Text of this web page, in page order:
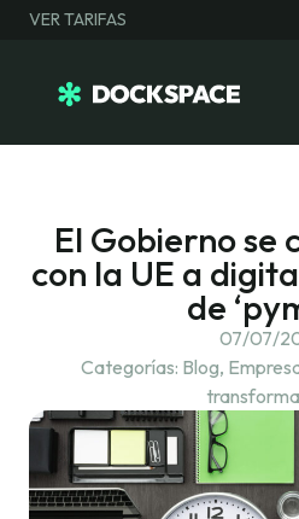
VER TARIFAS
El Gobierno se
con la UE a
de
07/07/
Categorías: Blog,